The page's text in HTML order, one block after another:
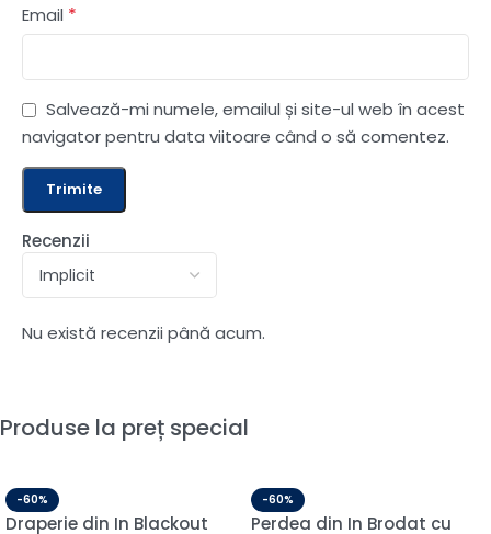
Recenzii
Nu există recenzii până acum.
Email *
Salvează-mi numele, emailul și site-ul web în acest
navigator pentru data viitoare când o să comentez.
Produse la preț special
-60%
Draperie din In Blackout
-60%
Perdea din In Brodat cu